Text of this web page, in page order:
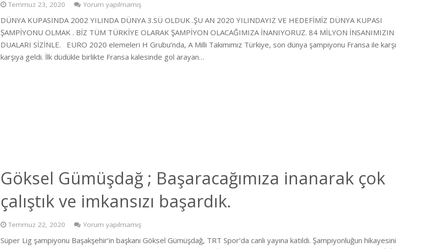
Temmuz 23, 2020 Yorum yapılmamış
DÜNYA KUPASINDA 2002 YILINDA DÜNYA 3.SÜ OLDUK .ŞU AN 2020 YILINDAYIZ VE HEDEFİMİZ DÜNYA KUPASI
ŞAMPİYONU OLMAK . BİZ TÜM TÜRKİYE OLARAK ŞAMPİYON OLACAĞIMIZA İNANIYORUZ. 84 MİLYON İNSANIMIZIN
DUALARI SİZİNLE. EURO 2020 elemeleri H Grubu’nda, A Milli Takımımız Türkiye, son dünya şampiyonu Fransa ile karşı
karşıya geldi. İlk düdükle birlikte Fransa kalesinde gol arayan…
Göksel Gümüşdağ ; Başaracağımıza inanarak çok
çalıştık ve imkansızı başardık.
Temmuz 22, 2020 Yorum yapılmamış
Süper Lig şampiyonu Başakşehir’in başkanı Göksel Gümüşdağ, TRT Spor’da canlı yayına katıldı. Şampiyonluğun hikayesini